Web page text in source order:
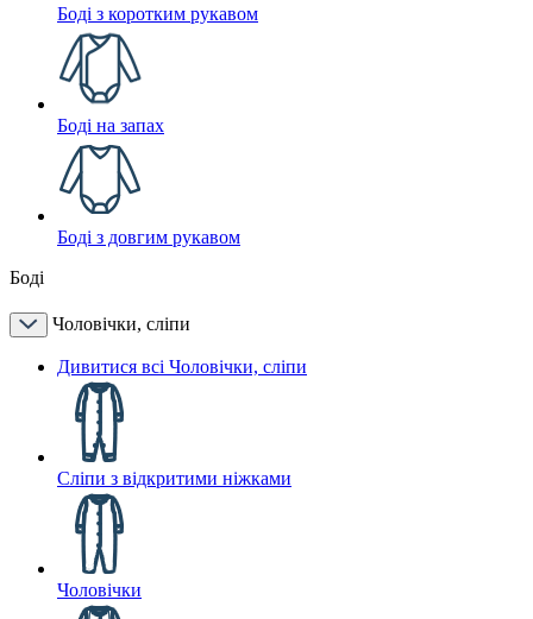
Боді з коротким рукавом
Боді на запах
Боді з довгим рукавом
Боді
Чоловічки, сліпи
Дивитися всі Чоловічки, сліпи
Сліпи з відкритими ніжками
Чоловічки